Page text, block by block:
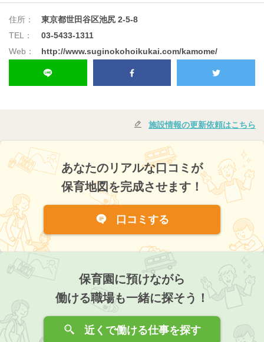
住所：
東京都世田谷区池尻 2-5-8
TEL：
03-5433-1311
Web：
http://www.suginokohoikukai.com/kamome/
施設情報の更新依頼はこちら
あなたのリアルな口コミが
保育地図を完成させます！
口コミする
保育園に預けながら
働ける職場も一緒に探そう！
近くで働ける仕事を探す